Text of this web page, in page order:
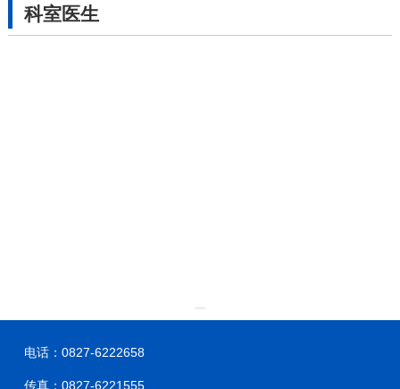
科室医生
电话：0827-6222658
传真：0827-6221555